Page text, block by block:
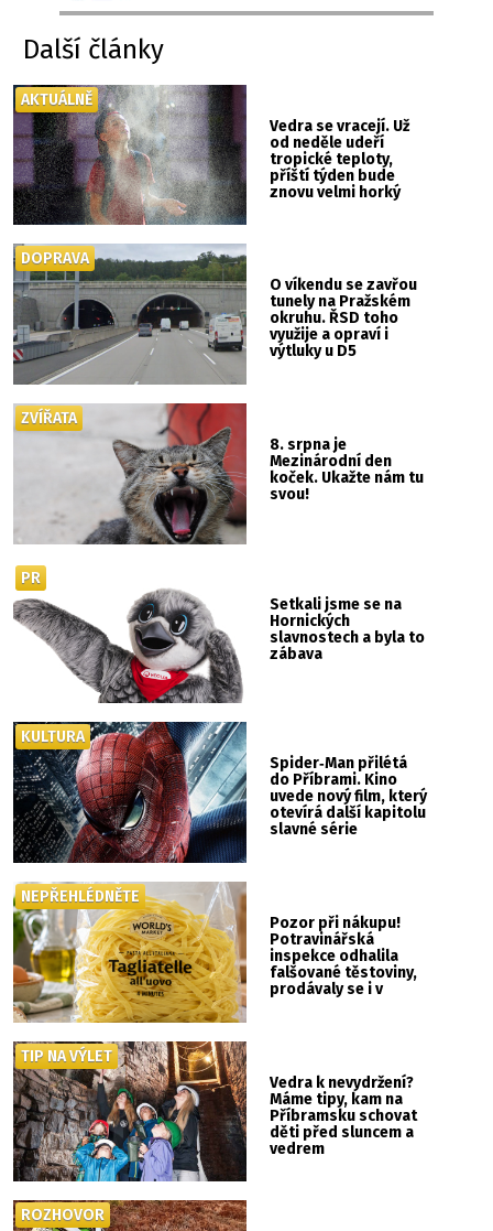
Další články
Vedra se vracejí. Už
od neděle udeří
tropické teploty,
příští týden bude
znovu velmi horký
AKTUÁLNĚ
O víkendu se zavřou
tunely na Pražském
okruhu. ŘSD toho
využije a opraví i
výtluky u D5
DOPRAVA
8. srpna je
Mezinárodní den
koček. Ukažte nám tu
svou!
ZVÍŘATA
Setkali jsme se na
Hornických
slavnostech a byla to
zábava
PR
Spider‑Man přilétá
do Příbrami. Kino
uvede nový film, který
otevírá další kapitolu
slavné série
KULTURA
Pozor při nákupu!
Potravinářská
inspekce odhalila
falšované těstoviny,
prodávaly se i v
NEPŘEHLÉDNĚTE
Vedra k nevydržení?
Máme tipy, kam na
Příbramsku schovat
děti před sluncem a
vedrem
TIP NA VÝLET
ROZHOVOR